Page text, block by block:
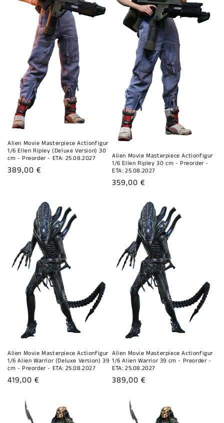
Alien Movie Masterpiece Actionfigur
1/6 Ellen Ripley (Deluxe Version) 30
cm - Preorder - ETA: 25.08.2027
Normaler
389,00 €
Alien Movie Masterpiece Actionfigur
1/6 Ellen Ripley 30 cm - Preorder -
ETA: 25.08.2027
Normaler
359,00 €
Alien Movie Masterpiece Actionfigur
1/6 Alien Warrior (Deluxe Version) 39
cm - Preorder - ETA: 25.08.2027
Normaler
419,00 €
Alien Movie Masterpiece Actionfigur
1/6 Alien Warrior 39 cm - Preorder -
ETA: 25.08.2027
Normaler
389,00 €